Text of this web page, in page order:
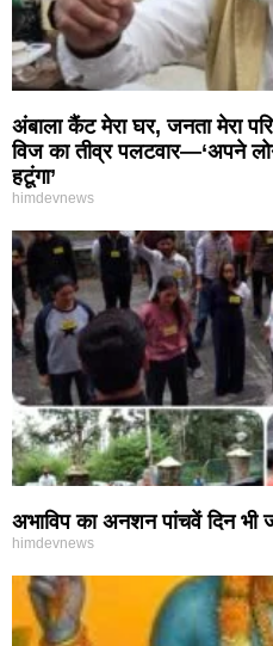
अंबाला कैंट मेरा घर, जनता मेरा
विज का तीव्र पलटवार—‘अपने
हटूंगा’
himdevnews
अभाविप का अनशन पांचवें दिन भी
himdevnews